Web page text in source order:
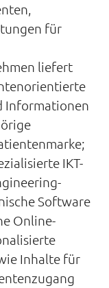
für
liefert
Informationen
IKT-
Software
Online-
Inhalte für